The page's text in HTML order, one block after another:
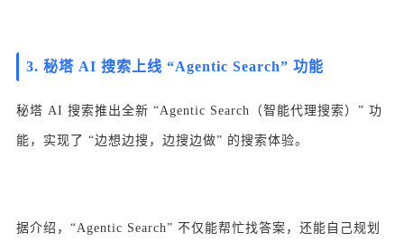
3. 秘塔 AI 搜索上线 “Agentic Search” 功能
秘塔 AI 搜索推出全新 “Agentic Search（智能代理搜索）” 功
能，实现了 “边想边搜，边搜边做” 的搜索体验。
据介绍，“Agentic Search” 不仅能帮忙找答案，还能自己规划